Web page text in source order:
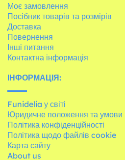
Моє замовлення
Посібник товарів та розмірів
Доставка
Повернення
Інші питання
Контактна інформація
ІНФОРМАЦІЯ:
Funidelia у світі
Юридичне положення та умови
Політика конфіденційності
Політика щодо файлів cookie
Карта сайту
About us